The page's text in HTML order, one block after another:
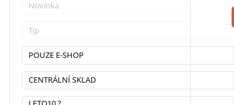
Novinka
Tip
POUZE E-SHOP
CENTRÁLNÍ SKLAD